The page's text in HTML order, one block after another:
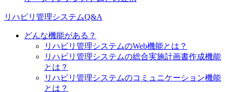
リハビリ管理システムQ&A
どんな機能がある？
リハビリ管理システムのWeb機能とは？
リハビリ管理システムの総合実施計画書作成機能
とは？
リハビリ管理システムのコミュニケーション機能
とは？